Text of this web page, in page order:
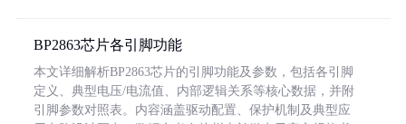
BP2863芯片各引脚功能
本文详细解析BP2863芯片的引脚功能及参数，包括各引脚
定义、典型电压/电流值、内部逻辑关系等核心数据，并附
引脚参数对照表。内容涵盖驱动配置、保护机制及典型应